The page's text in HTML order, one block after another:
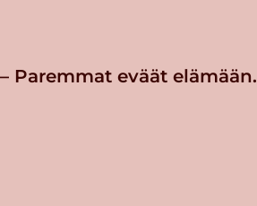
Paremmat eväät elämään.